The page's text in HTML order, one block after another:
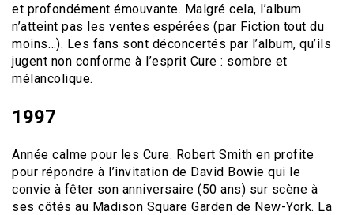
et profondément émouvante. Malgré cela, l’album
n’atteint pas les ventes espérées (par Fiction tout du
moins…). Les fans sont déconcertés par l’album, qu’ils
jugent non conforme à l’esprit Cure : sombre et
mélancolique.
1997
Année calme pour les Cure. Robert Smith en profite
pour répondre à l’invitation de David Bowie qui le
convie à fêter son anniversaire (50 ans) sur scène à
ses côtés au Madison Square Garden de New-York. La